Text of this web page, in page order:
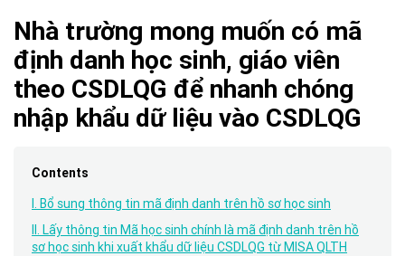
Nhà trường mong muốn có mã
định danh học sinh, giáo viên
theo CSDLQG để nhanh chóng
nhập khẩu dữ liệu vào CSDLQG
Contents
I. Bổ sung thông tin mã định danh trên hồ sơ học sinh
II. Lấy thông tin Mã học sinh chính là mã định danh trên hồ
sơ học sinh khi xuất khẩu dữ liệu CSDLQG từ MISA QLTH